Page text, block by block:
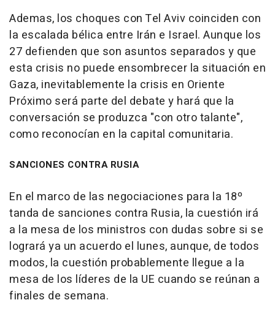
Ademas, los choques con Tel Aviv coinciden con
la escalada bélica entre Irán e Israel. Aunque los
27 defienden que son asuntos separados y que
esta crisis no puede ensombrecer la situación en
Gaza, inevitablemente la crisis en Oriente
Próximo será parte del debate y hará que la
conversación se produzca "con otro talante",
como reconocían en la capital comunitaria.
SANCIONES CONTRA RUSIA
En el marco de las negociaciones para la 18º
tanda de sanciones contra Rusia, la cuestión irá
a la mesa de los ministros con dudas sobre si se
logrará ya un acuerdo el lunes, aunque, de todos
modos, la cuestión probablemente llegue a la
mesa de los líderes de la UE cuando se reúnan a
finales de semana.